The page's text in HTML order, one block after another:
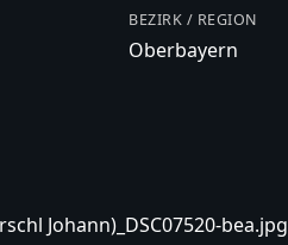
BEZIRK / REGION
Oberbayern
Johann)_DSC07520-bea.jpg